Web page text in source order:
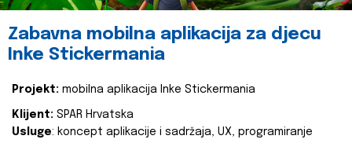
Zabavna mobilna aplikacija za djecu
Inke Stickermania
Projekt: mobilna aplikacija Inke Stickermania
Klijent: SPAR Hrvatska
Usluge: koncept aplikacije i sadržaja, UX, programiranje